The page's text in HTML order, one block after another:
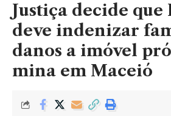
Justiça decide que
deve indenizar
danos a imóvel
mina em Maceió